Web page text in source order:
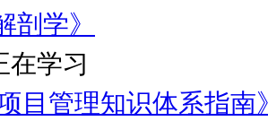
剖学》
在学习
项目管理知识体系指南